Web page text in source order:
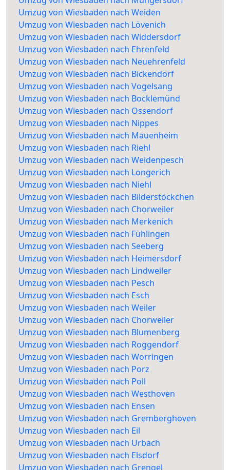
Umzug von Wiesbaden nach Weiden
Umzug von Wiesbaden nach Lövenich
Umzug von Wiesbaden nach Widdersdorf
Umzug von Wiesbaden nach Ehrenfeld
Umzug von Wiesbaden nach Neuehrenfeld
Umzug von Wiesbaden nach Bickendorf
Umzug von Wiesbaden nach Vogelsang
Umzug von Wiesbaden nach Bocklemünd
Umzug von Wiesbaden nach Ossendorf
Umzug von Wiesbaden nach Nippes
Umzug von Wiesbaden nach Mauenheim
Umzug von Wiesbaden nach Riehl
Umzug von Wiesbaden nach Weidenpesch
Umzug von Wiesbaden nach Longerich
Umzug von Wiesbaden nach Niehl
Umzug von Wiesbaden nach Bilderstöckchen
Umzug von Wiesbaden nach Chorweiler
Umzug von Wiesbaden nach Merkenich
Umzug von Wiesbaden nach Fühlingen
Umzug von Wiesbaden nach Seeberg
Umzug von Wiesbaden nach Heimersdorf
Umzug von Wiesbaden nach Lindweiler
Umzug von Wiesbaden nach Pesch
Umzug von Wiesbaden nach Esch
Umzug von Wiesbaden nach Weiler
Umzug von Wiesbaden nach Chorweiler
Umzug von Wiesbaden nach Blumenberg
Umzug von Wiesbaden nach Roggendorf
Umzug von Wiesbaden nach Worringen
Umzug von Wiesbaden nach Porz
Umzug von Wiesbaden nach Poll
Umzug von Wiesbaden nach Westhoven
Umzug von Wiesbaden nach Ensen
Umzug von Wiesbaden nach Gremberghoven
Umzug von Wiesbaden nach Eil
Umzug von Wiesbaden nach Urbach
Umzug von Wiesbaden nach Elsdorf
Umzug von Wiesbaden nach Grengel